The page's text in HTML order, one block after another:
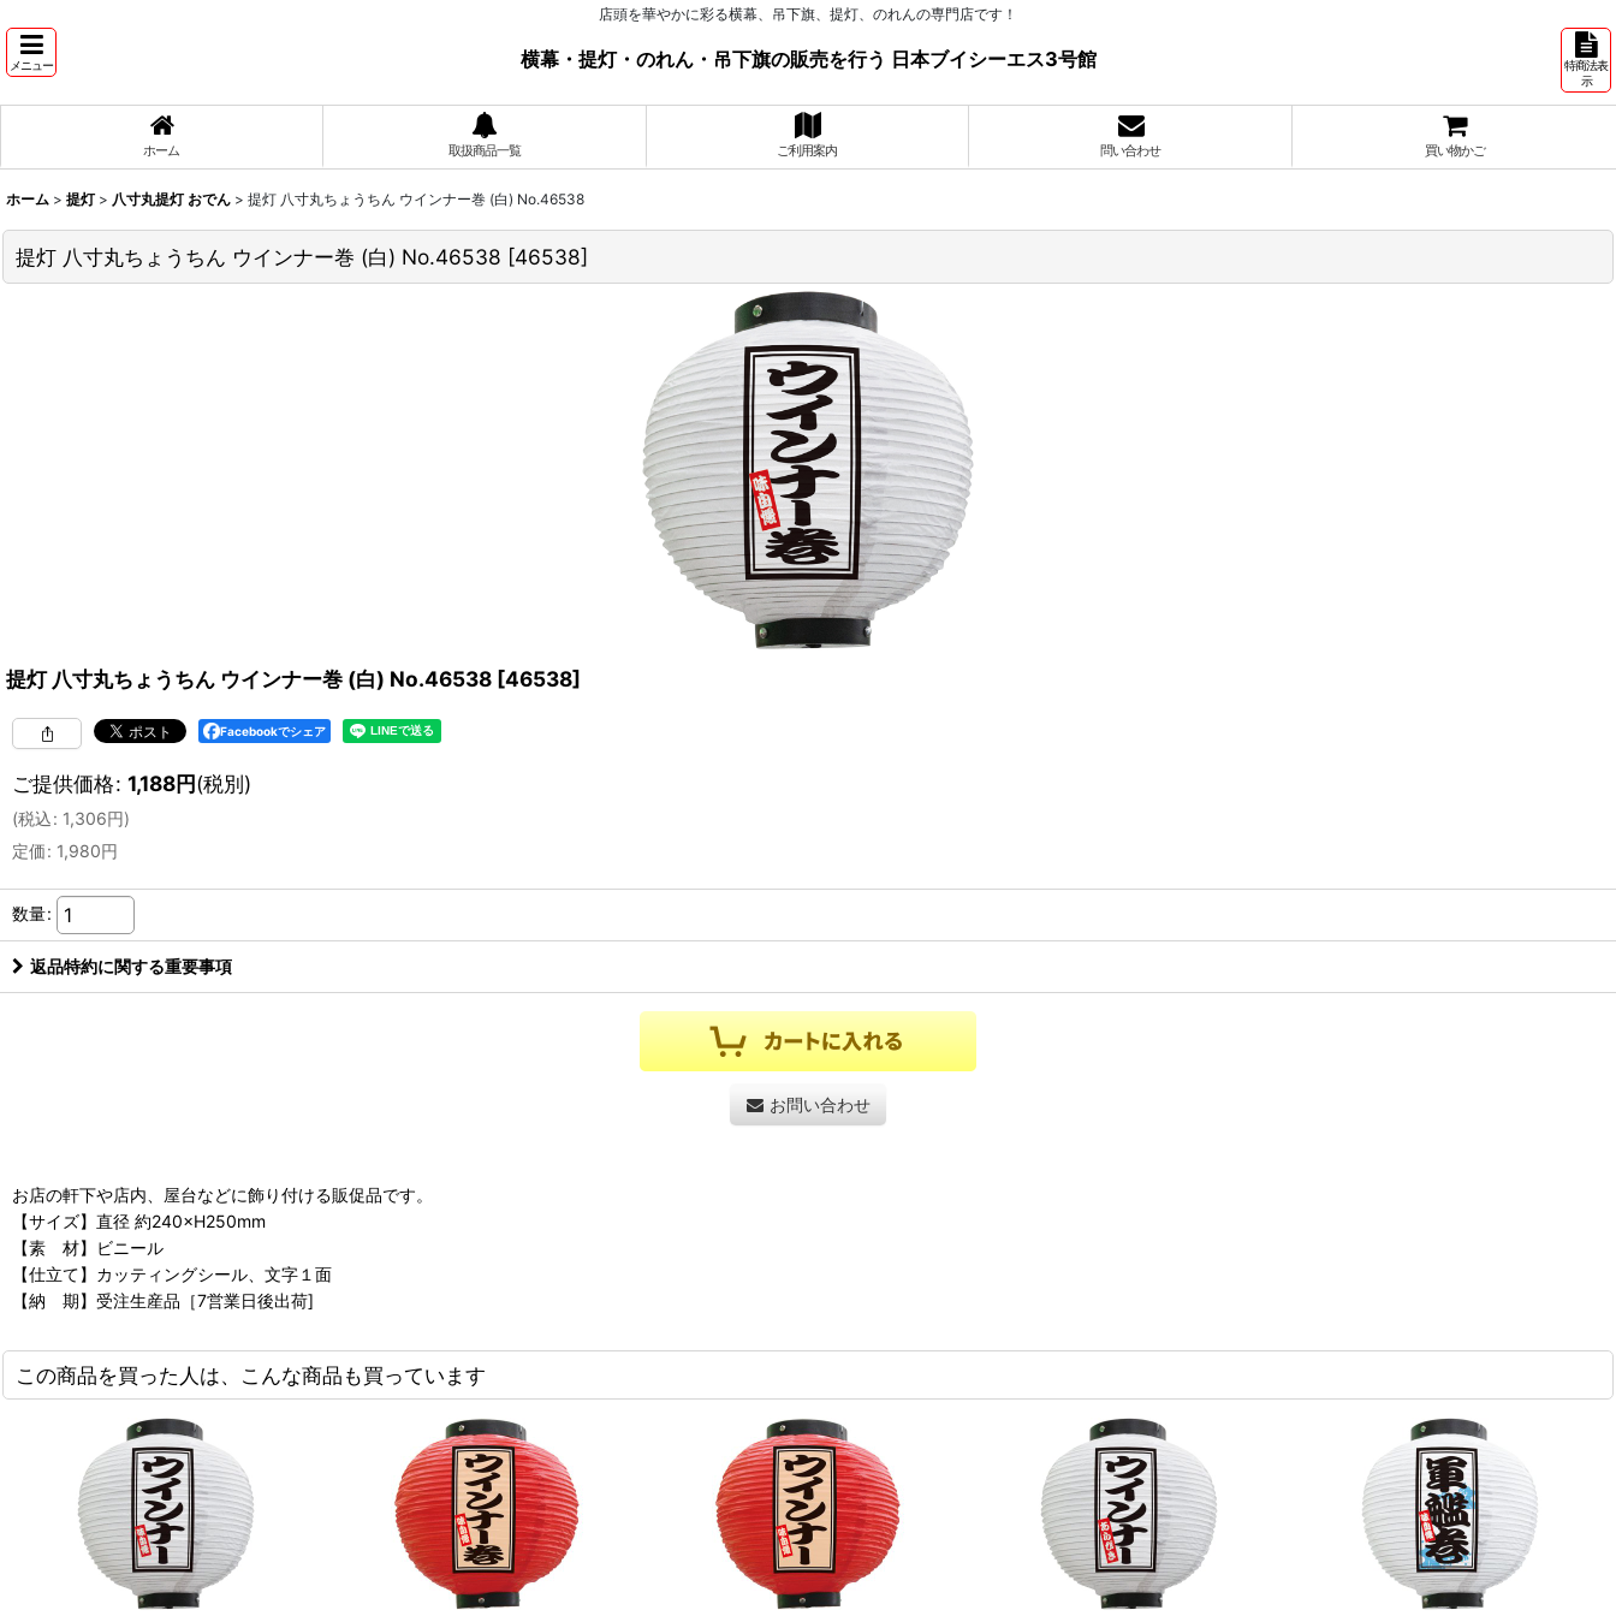
店頭を華やかに彩る横幕、吊下旗、提灯、のれんの専門店です！
メニュー 横幕・提灯・のれん・吊下旗の販売を行う 日本ブイシーエス3号館
特商法表
示
ホーム 取扱商品一覧 ご利用案内 問い合わせ 買い物かご
ホーム > 提灯 > 八寸丸提灯 おでん > 提灯 八寸丸ちょうちん ウインナー巻 (白) No.46538
提灯 八寸丸ちょうちん ウインナー巻 (白) No.46538 [46538]
提灯 八寸丸ちょうちん ウインナー巻 (白) No.46538 [46538]
Facebookでシェア
ご提供価格: 1,188円(税別)
(税込: 1,306円)
定価: 1,980円
数量:
返品特約に関する重要事項
お問い合わせ
お店の軒下や店内、屋台などに飾り付ける販促品です。
【サイズ】直径 約240×H250mm
【素 材】ビニール
【仕立て】カッティングシール、文字１面
【納 期】受注生産品［7営業日後出荷]
この商品を買った人は、こんな商品も買っています